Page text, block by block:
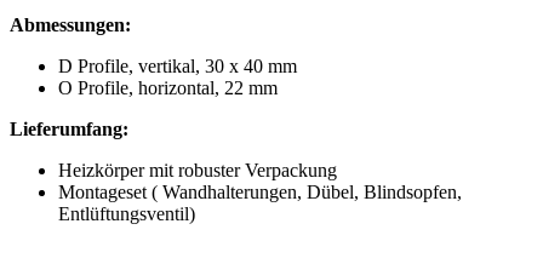
Abmessungen:
D Profile, vertikal, 30 x 40 mm
O Profile, horizontal, 22 mm
Lieferumfang:
Heizkörper mit robuster Verpackung
Montageset ( Wandhalterungen, Dübel, Blindsopfen,
Entlüftungsventil)